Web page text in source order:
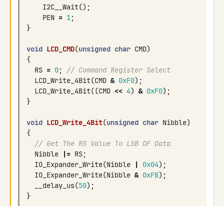
I2C__Wait();
PEN = 1;
}
void LCD_CMD(unsigned char CMD)
{
RS = 0;
// Command Register Select
LCD_Write_4Bit(CMD & 0xF0);
LCD_Write_4Bit((CMD << 4) & 0xF0);
}
void LCD_Write_4Bit(unsigned char Nibble)
{
// Get The RS Value To LSB OF Data
Nibble
|= RS;
IO_Expander_Write(Nibble | 0x04);
IO_Expander_Write(Nibble & 0xFB);
__delay_us(50);
}